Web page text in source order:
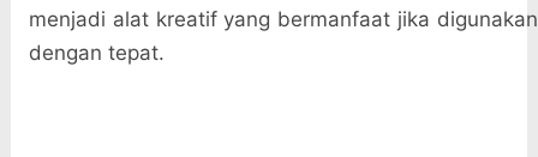
menjadi alat kreatif yang bermanfaat jika digunakan
dengan tepat.